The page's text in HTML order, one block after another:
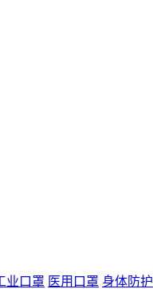
业口罩 医用口罩 身体防护